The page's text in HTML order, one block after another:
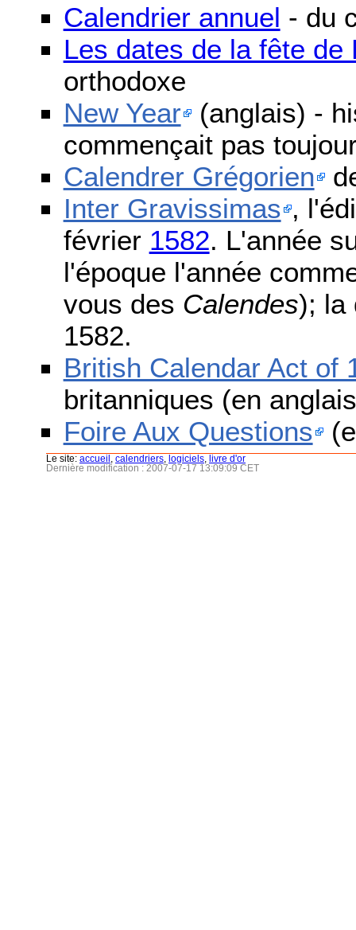
Calendrier annuel - du
Les dates de la fête de
orthodoxe
New Year (anglais) -
commençait pas
Calendrer Grégorien
Inter Gravissimas ,
février 1582. L'année
l'époque l'année
vous des Calendes); la
1582.
British Calendar Act of
britanniques (en
Foire Aux Questions
Le site: accueil calendriers logiciels
livre d'or
Dernière modification : 2007-07-17 13:09:09 CET